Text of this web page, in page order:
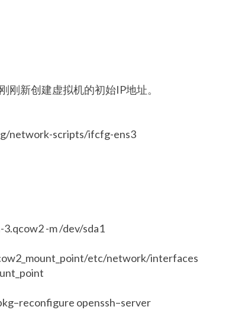
刚新创建虚拟机的初始IP地址。
network-scripts/ifcfg-ens3
-m /dev/sda1
etc/network/interfaces
–reconfigure openssh–server